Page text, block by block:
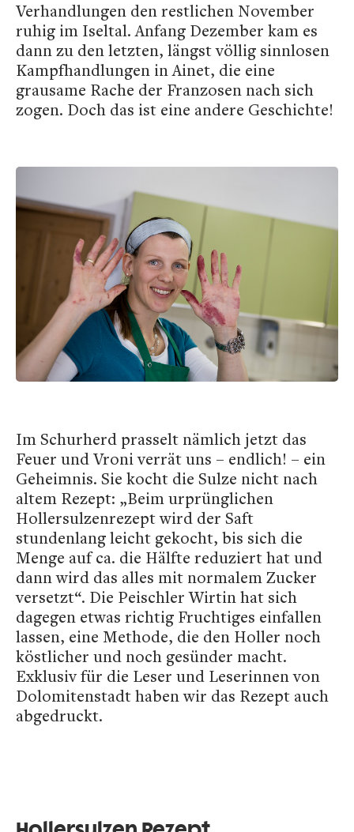
Verhandlungen den restlichen November
ruhig im Iseltal. Anfang Dezember kam es
dann zu den letzten, längst völlig sinnlosen
Kampfhandlungen in Ainet, die eine
grausame Rache der Franzosen nach sich
zogen. Doch das ist eine andere Geschichte!
Im Schurherd prasselt nämlich jetzt das
Feuer und Vroni verrät uns – endlich! – ein
Geheimnis. Sie kocht die Sulze nicht nach
altem Rezept: „Beim urprünglichen
Hollersulzenrezept wird der Saft
stundenlang leicht gekocht, bis sich die
Menge auf ca. die Hälfte reduziert hat und
dann wird das alles mit normalem Zucker
versetzt“. Die Peischler Wirtin hat sich
dagegen etwas richtig Fruchtiges einfallen
lassen, eine Methode, die den Holler noch
köstlicher und noch gesünder macht.
Exklusiv für die Leser und Leserinnen von
Dolomitenstadt haben wir das Rezept auch
abgedruckt.